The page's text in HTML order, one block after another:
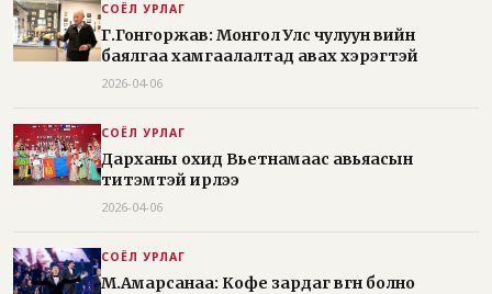
СОЁЛ УРЛАГ
Г.Гонгоржав: Монгол Улс чулуун өвийн
баялгаа хамгаалалтад авах хэрэгтэй
2026-04-06
СОЁЛ УРЛАГ
Дарханы охид Вьетнамаас авьяасын
титэмтэй ирлээ
2026-04-06
СОЁЛ УРЛАГ
М.Амарсанаа: Кофе зардаг өвгөн болно